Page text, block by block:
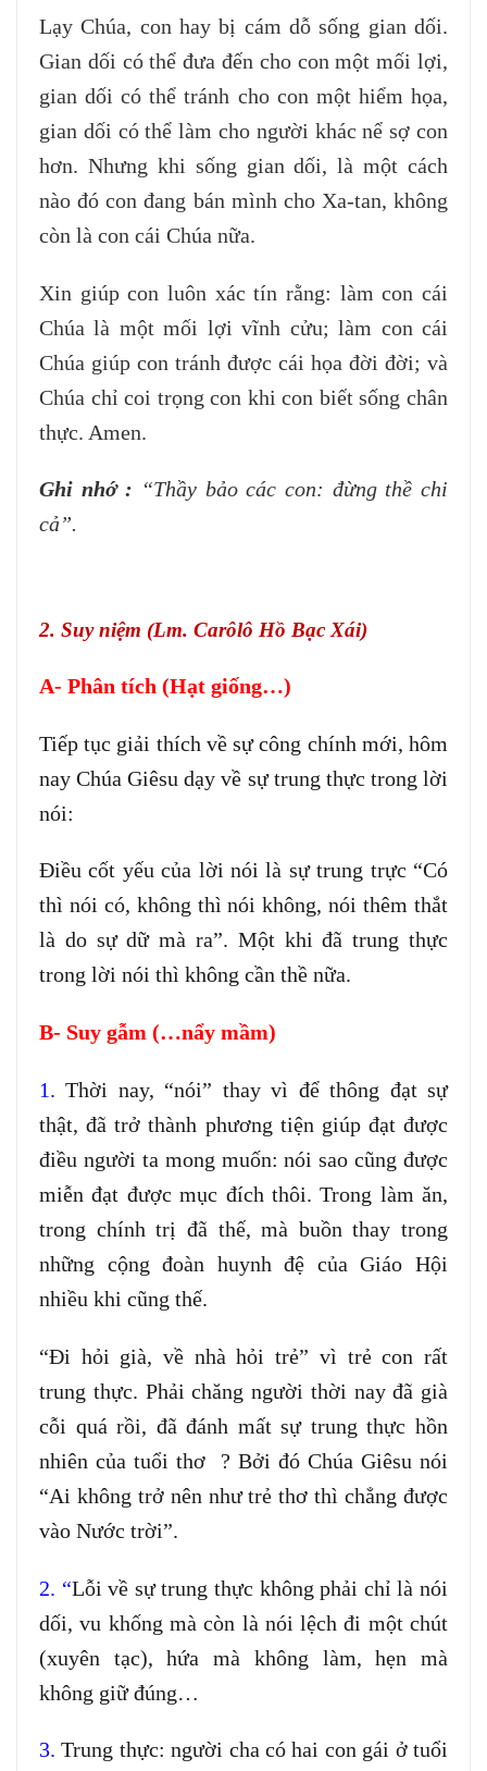
Lạy Chúa, con hay bị cám dỗ sống gian dối.
Gian dối có thể đưa đến cho con một mối lợi,
gian dối có thể tránh cho con một hiểm họa,
gian dối có thể làm cho người khác nể sợ con
hơn. Nhưng khi sống gian dối, là một cách
nào đó con đang bán mình cho Xa-tan, không
còn là con cái Chúa nữa.
Xin giúp con luôn xác tín rằng: làm con cái
Chúa là một mối lợi vĩnh cửu; làm con cái
Chúa giúp con tránh được cái họa đời đời; và
Chúa chỉ coi trọng con khi con biết sống chân
thực. Amen.
Ghi nhớ : “Thầy bảo các con: đừng thề chi
cả”.
2. Suy niệm (Lm. Carôlô Hồ Bạc Xái)
A- Phân tích (Hạt giống…)
Tiếp tục giải thích về sự công chính mới, hôm
nay Chúa Giêsu dạy về sự trung thực trong lời
nói:
Điều cốt yếu của lời nói là sự trung trực “Có
thì nói có, không thì nói không, nói thêm thắt
là do sự dữ mà ra”. Một khi đã trung thực
trong lời nói thì không cần thề nữa.
B- Suy gẫm (…nẩy mầm)
1.Thời nay, “nói” thay vì để thông đạt sự
thật, đã trở thành phương tiện giúp đạt được
điều người ta mong muốn: nói sao cũng được
miễn đạt được mục đích thôi. Trong làm ăn,
trong chính trị đã thế, mà buồn thay trong
những cộng đoàn huynh đệ của Giáo Hội
nhiều khi cũng thế.
“Đi hỏi già, về nhà hỏi trẻ” vì trẻ con rất
trung thực. Phải chăng người thời nay đã già
cỗi quá rồi, đã đánh mất sự trung thực hồn
nhiên của tuổi thơ ? Bởi đó Chúa Giêsu nói
“Ai không trở nên như trẻ thơ thì chẳng được
vào Nước trời”.
2. “Lỗi về sự trung thực không phải chỉ là nói
dối, vu khống mà còn là nói lệch đi một chút
(xuyên tạc), hứa mà không làm, hẹn mà
không giữ đúng…
3.Trung thực: người cha có hai con gái ở tuổi